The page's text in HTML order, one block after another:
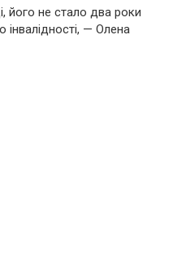
його не стало два роки
— Олена